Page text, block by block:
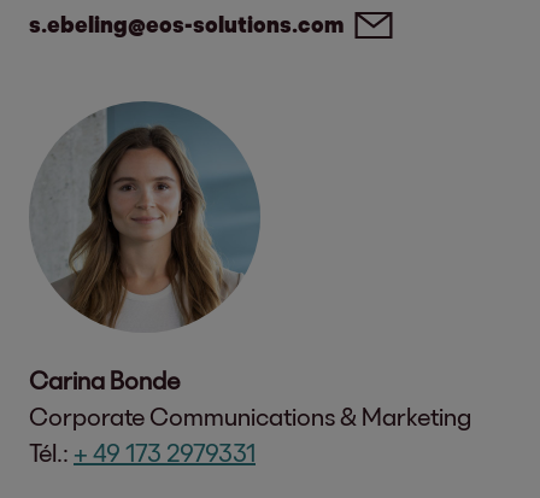
s.ebeling@eos-solutions.com
Carina Bonde
Corporate Communications & Marketing
Tél.: + 49 173 2979331